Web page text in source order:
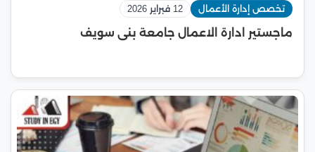
تخصص إدارة الأعمال 12 فبراير 2026
ماجستير ادارة الاعمال جامعة بنى سويف